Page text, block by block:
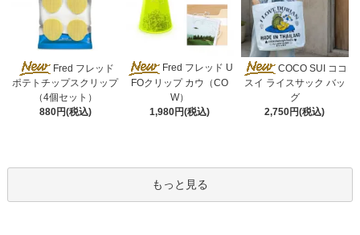
Fred フレッド
ポテトチップスクリップ
（4個セット）
880円(税込)
Fred フレッド U
FOクリップ カウ（CO
W）
1,980円(税込)
COCO SUI ココ
スイ ライスサック バッ
グ
2,750円(税込)
もっと見る